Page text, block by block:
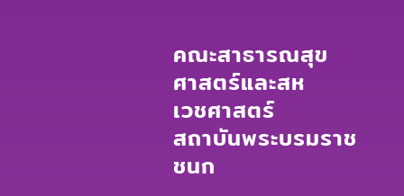
คณะสาธารณสุข
ศาสตร์และสห
เวชศาสตร์
สถาบันพระบรมราช
ชนก